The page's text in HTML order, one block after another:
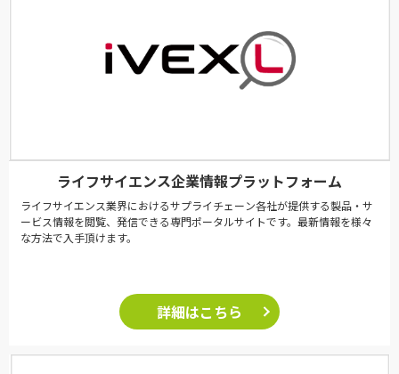
ライフサイエンス企業情報プラットフォーム
ライフサイエンス業界におけるサプライチェーン各社が提供する製品・サ
ービス情報を閲覧、発信できる専門ポータルサイトです。最新情報を様々
な方法で入手頂けます。
詳細はこちら